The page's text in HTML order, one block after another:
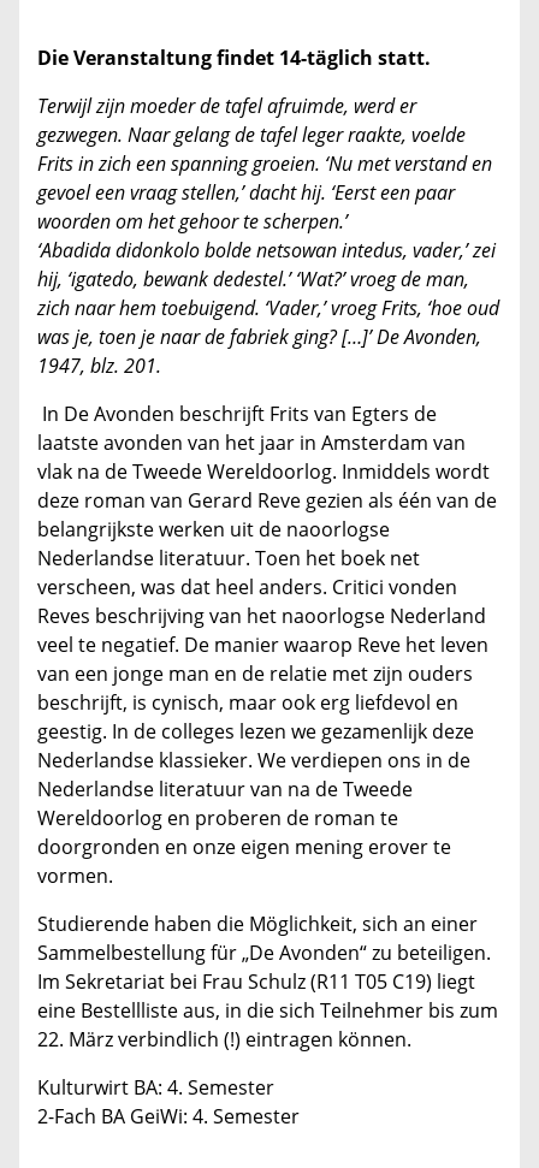
Die Veranstaltung findet 14-täglich statt.
Terwijl zijn moeder de tafel afruimde, werd er
gezwegen. Naar gelang de tafel leger raakte, voelde
Frits in zich een spanning groeien. ‘Nu met verstand en
gevoel een vraag stellen,’ dacht hij. ‘Eerst een paar
woorden om het gehoor te scherpen.’
‘Abadida didonkolo bolde netsowan intedus, vader,’ zei
hij, ‘igatedo, bewank dedestel.’ ‘Wat?’ vroeg de man,
zich naar hem toebuigend. ‘Vader,’ vroeg Frits, ‘hoe oud
was je, toen je naar de fabriek ging? […]’ De Avonden,
1947, blz. 201.
In De Avonden beschrijft Frits van Egters de
laatste avonden van het jaar in Amsterdam van
vlak na de Tweede Wereldoorlog. Inmiddels wordt
deze roman van Gerard Reve gezien als één van de
belangrijkste werken uit de naoorlogse
Nederlandse literatuur. Toen het boek net
verscheen, was dat heel anders. Critici vonden
Reves beschrijving van het naoorlogse Nederland
veel te negatief. De manier waarop Reve het leven
van een jonge man en de relatie met zijn ouders
beschrijft, is cynisch, maar ook erg liefdevol en
geestig. In de colleges lezen we gezamenlijk deze
Nederlandse klassieker. We verdiepen ons in de
Nederlandse literatuur van na de Tweede
Wereldoorlog en proberen de roman te
doorgronden en onze eigen mening erover te
vormen.
Studierende haben die Möglichkeit, sich an einer
Sammelbestellung für „De Avonden“ zu beteiligen.
Im Sekretariat bei Frau Schulz (R11 T05 C19) liegt
eine Bestellliste aus, in die sich Teilnehmer bis zum
22. März verbindlich (!) eintragen können.
Kulturwirt BA: 4. Semester
2-Fach BA GeiWi: 4. Semester